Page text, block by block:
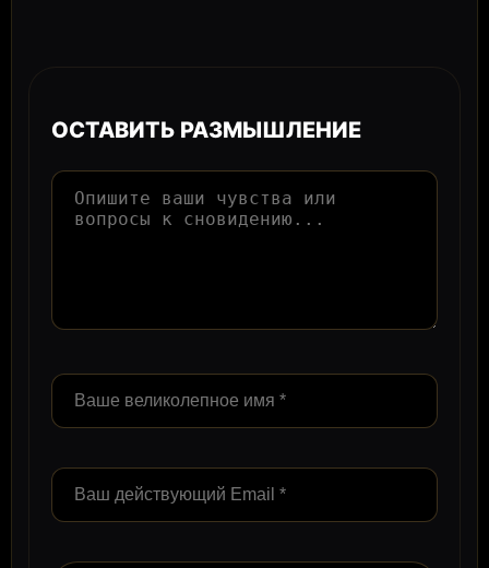
ОСТАВИТЬ РАЗМЫШЛЕНИЕ